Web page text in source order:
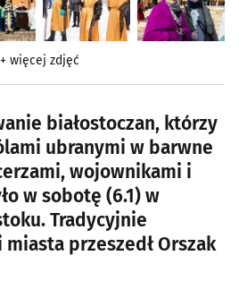
+ więcej zdjęć
białostoczan, którzy
ubranymi w barwne
wojownikami i
w sobotę (6.1) w
Tradycyjnie
przeszedł Orszak